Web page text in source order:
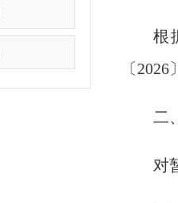
根
〔
二
对